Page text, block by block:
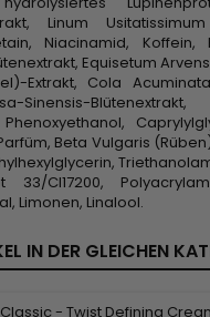
Linum
Niacinamid, Koffein,
Equisetum
Extrakt, Cola
Beta Vulgaris
33/CI17200,
Limonen, Linalool.
IN DER GLEICHEN